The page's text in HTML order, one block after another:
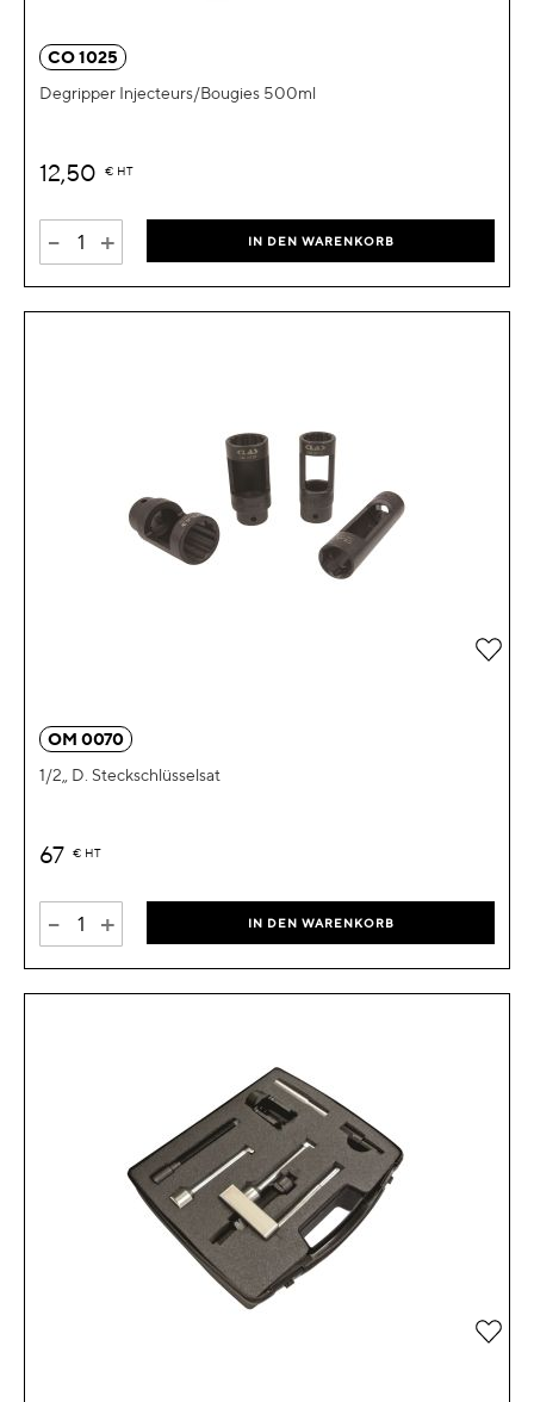
CO 1025
Degripper Injecteurs/Bougies 500ml
12,50 € HT
- + IN DEN WARENKORB
OM 0070
1/2„ D. Steckschlüsselsat
67 € HT
- + IN DEN WARENKORB
Zur
Zur